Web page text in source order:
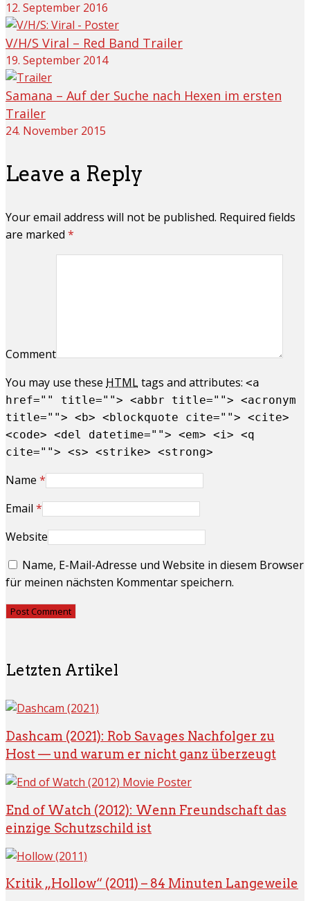
12. September 2016
V/H/S Viral – Red Band Trailer
19. September 2014
Samana – Auf der Suche nach Hexen im ersten
Trailer
24. November 2015
Leave a Reply
Your email address will not be published. Required fields
are marked *
Comment
You may use these HTMLtags and attributes: <a
href="" title=""> <abbr title=""> <acronym
title=""> <b> <blockquote cite=""> <cite>
<code> <del datetime=""> <em> <i> <q
cite=""> <s> <strike> <strong>
Name *
Email *
Website
Name, E-Mail-Adresse und Website in diesem Browser
für meinen nächsten Kommentar speichern.
Letzten Artikel
Dashcam (2021): Rob Savages Nachfolger zu
Host — und warum er nicht ganz überzeugt
End of Watch (2012): Wenn Freundschaft das
einzige Schutzschild ist
Kritik „Hollow“ (2011) – 84 Minuten Langeweile